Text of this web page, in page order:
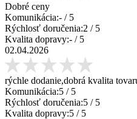
Dobré ceny
Komunikácia:- / 5
Rýchlosť doručenia:2 / 5
Kvalita dopravy:- / 5
02.04.2026
rýchle dodanie,dobrá kvalita
Komunikácia:5 / 5
Rýchlosť doručenia:5 / 5
Kvalita dopravy:5 / 5